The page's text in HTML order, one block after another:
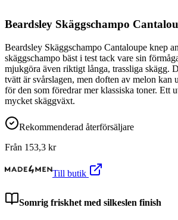
Beardsley Skäggschampo
Beardsley Skäggschampo Cantaloupe knep
skäggschampo bäst i test tack vare sin
mjukgöra även riktigt långa, trassliga skägg.
tvätt är svårslagen, men doften av melon kan
för den som föredrar mer klassiska toner. Ett
mycket skäggväxt.
Rekommenderad återförsäljare
Från 153,3 kr
Till butik
Somrig friskhet med silkeslen finish